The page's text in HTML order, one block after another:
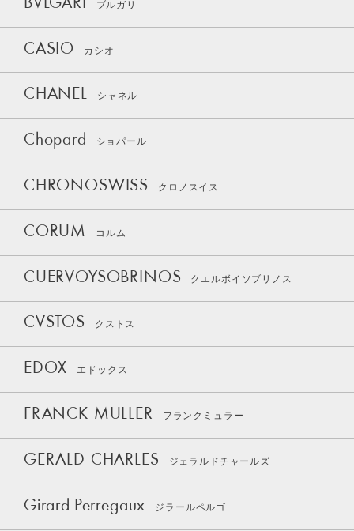
BVLGARI ブルガリ
CASIO カシオ
CHANEL シャネル
Chopard ショパール
CHRONOSWISS クロノスイス
CORUM コルム
CUERVOYSOBRINOS クエルボイソブリノス
CVSTOS クストス
EDOX エドックス
FRANCK MULLER フランクミュラー
GERALD CHARLES ジェラルドチャールズ
Girard-Perregaux ジラールペルゴ